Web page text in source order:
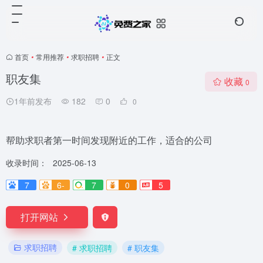
首页 • 常用推荐 • 求职招聘 • 正文
职友集
1年前发布 182 0 0
收藏 0
帮助求职者第一时间发现附近的工作，适合的公司
收录时间：
2025-06-13
7
6- 7 0 5
打开网站
求职招聘 # 求职招聘 # 职友集